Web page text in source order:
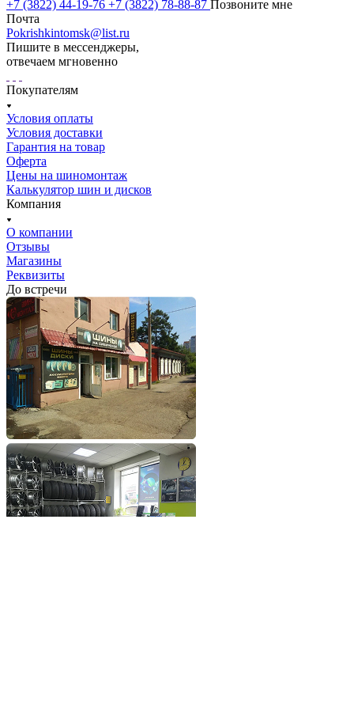
+7 (3822) 44-19-76 +7 (3822) 78-88-87 Позвоните мне
Почта
Pokrishkintomsk@list.ru
Пишите в мессенджеры,
отвечаем мгновенно
Покупателям
Условия оплаты
Условия доставки
Гарантия на товар
Оферта
Цены на шиномонтаж
Калькулятор шин и дисков
Компания
О компании
Отзывы
Магазины
Реквизиты
До встречи